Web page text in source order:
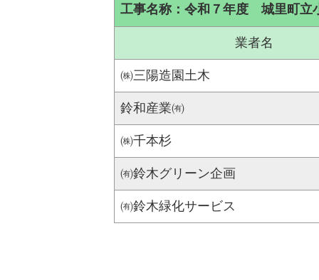
工事名称：令和７年度 城里町立
業者名
㈱三陽造園土木
鈴和産業㈲
㈱千本杉
㈲鈴木グリーン企画
㈲鈴木緑化サービス